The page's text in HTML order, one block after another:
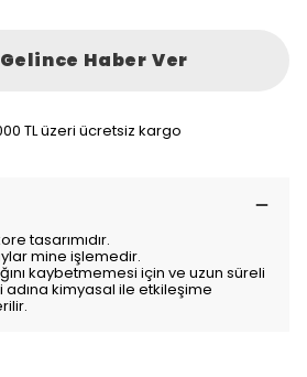
Haber Ver
TL üzeri ücretsiz kargo
tasarımıdır.
mine işlemedir.
kaybetmemesi için ve uzun süreli
adına kimyasal ile etkileşime